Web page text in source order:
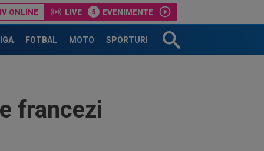
ONLINE LIVE EVENIMENTE
FOTBAL MOTO SPORTURI
francezi